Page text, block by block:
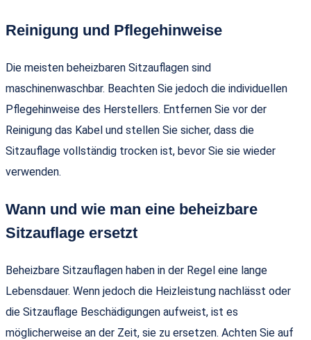
Reinigung und Pflegehinweise
Die meisten beheizbaren Sitzauflagen sind
maschinenwaschbar. Beachten Sie jedoch die individuellen
Pflegehinweise des Herstellers. Entfernen Sie vor der
Reinigung das Kabel und stellen Sie sicher, dass die
Sitzauflage vollständig trocken ist, bevor Sie sie wieder
verwenden.
Wann und wie man eine beheizbare
Sitzauflage ersetzt
Beheizbare Sitzauflagen haben in der Regel eine lange
Lebensdauer. Wenn jedoch die Heizleistung nachlässt oder
die Sitzauflage Beschädigungen aufweist, ist es
möglicherweise an der Zeit, sie zu ersetzen. Achten Sie auf